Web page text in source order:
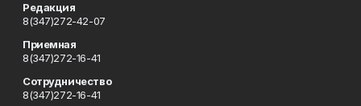
Редакция
8(347)272-42-07
Приемная
8(347)272-16-41
Сотрудничество
8(347)272-16-41